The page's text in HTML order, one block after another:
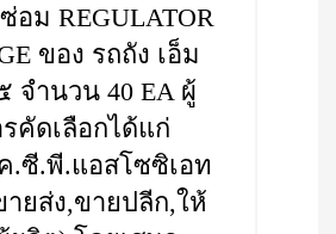
อม REGULATOR
ของ รถถัง เอ็ม
จำนวน 40 EA ผู้
คัดเลือกได้แก่
.ซี.พี.แอสโซซิเอท
ายส่ง,ขายปลีก,ให้